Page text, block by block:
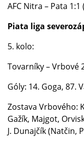
AFC Nitra – Pata 1:1
Piata liga
5. kolo:
Tovarníky – Vrbové
Góly: 14. Goga, 87.
Zostava Vrbového:
Gažík, Majgot,
J. Dunajčík (Natčin,